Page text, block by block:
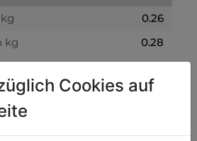
0.26
kg
0.28
in mm
in mm
245
Cookies auf